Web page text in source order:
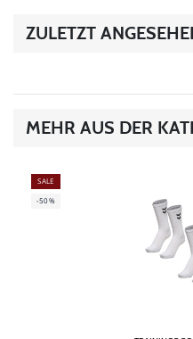
ZULETZT
MEHR AUS DER
SALE
-50%